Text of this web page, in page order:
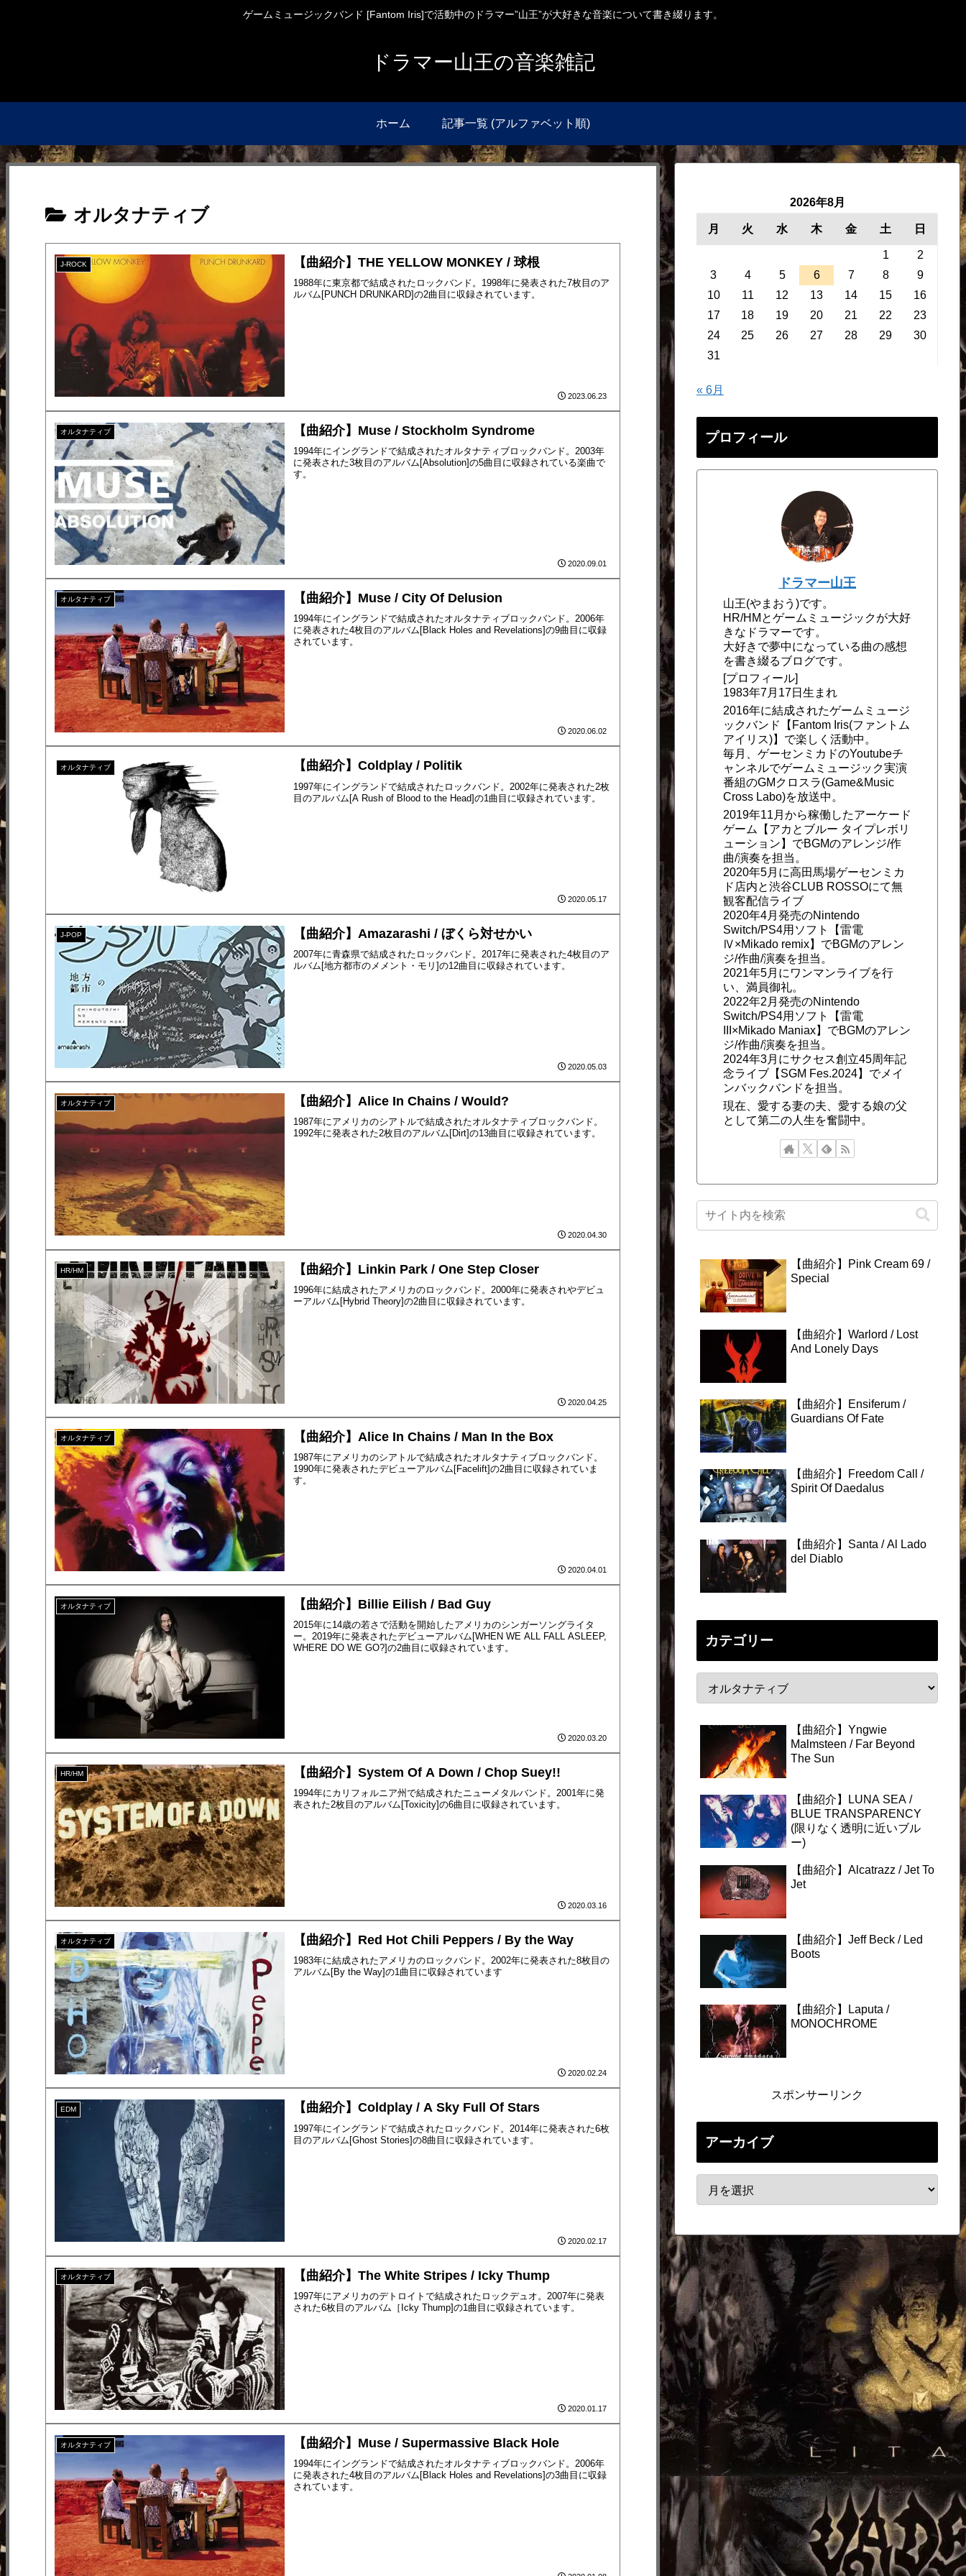
ゲームミュージックバンド [Fantom Iris]で活動中のドラマー”山王”が大好きな音楽について書き綴ります。
ドラマー山王の音楽雑記
ホーム 記事一覧 (アルファベット順)
オルタナティブ
J-ROCK 【曲紹介】THE YELLOW MONKEY / 球根
1988年に東京都で結成されたロックバンド。1998年に発表された7枚目のア
ルバム[PUNCH DRUNKARD]の2曲目に収録されています。
2023.06.23
オルタナティブ 【曲紹介】Muse / Stockholm Syndrome
1994年にイングランドで結成されたオルタナティブロックバンド。2003年
に発表された3枚目のアルバム[Absolution]の5曲目に収録されている楽曲で
す。
2020.09.01
オルタナティブ 【曲紹介】Muse / City Of Delusion
1994年にイングランドで結成されたオルタナティブロックバンド。2006年
に発表された4枚目のアルバム[Black Holes and Revelations]の9曲目に収録
されています。
2020.06.02
オルタナティブ 【曲紹介】Coldplay / Politik
1997年にイングランドで結成されたロックバンド。2002年に発表された2枚
目のアルバム[A Rush of Blood to the Head]の1曲目に収録されています。
2020.05.17
J-POP 【曲紹介】Amazarashi / ぼくら対せかい
2007年に青森県で結成されたロックバンド。2017年に発表された4枚目のア
ルバム[地方都市のメメント・モリ]の12曲目に収録されています。
2020.05.03
オルタナティブ 【曲紹介】Alice In Chains / Would?
1987年にアメリカのシアトルで結成されたオルタナティブロックバンド。
1992年に発表された2枚目のアルバム[Dirt]の13曲目に収録されています。
2020.04.30
HR/HM 【曲紹介】Linkin Park / One Step Closer
1996年に結成されたアメリカのロックバンド。2000年に発表されやデビュ
ーアルバム[Hybrid Theory]の2曲目に収録されています。
2020.04.25
オルタナティブ 【曲紹介】Alice In Chains / Man In the Box
1987年にアメリカのシアトルで結成されたオルタナティブロックバンド。
1990年に発表されたデビューアルバム[Facelift]の2曲目に収録されていま
す。
2020.04.01
オルタナティブ 【曲紹介】Billie Eilish / Bad Guy
2015年に14歳の若さで活動を開始したアメリカのシンガーソングライタ
ー。2019年に発表されたデビューアルバム[WHEN WE ALL FALL ASLEEP,
WHERE DO WE GO?]の2曲目に収録されています。
2020.03.20
HR/HM 【曲紹介】System Of A Down / Chop Suey!!
1994年にカリフォルニア州で結成されたニューメタルバンド。2001年に発
表された2枚目のアルバム[Toxicity]の6曲目に収録されています。
2020.03.16
オルタナティブ 【曲紹介】Red Hot Chili Peppers / By the Way
1983年に結成されたアメリカのロックバンド。2002年に発表された8枚目の
アルバム[By the Way]の1曲目に収録されています
2020.02.24
EDM 【曲紹介】Coldplay / A Sky Full Of Stars
1997年にイングランドで結成されたロックバンド。2014年に発表された6枚
目のアルバム[Ghost Stories]の8曲目に収録されています。
2020.02.17
オルタナティブ 【曲紹介】The White Stripes / Icky Thump
1997年にアメリカのデトロイトで結成されたロックデュオ。2007年に発表
された6枚目のアルバム［Icky Thump]の1曲目に収録されています。
2020.01.17
オルタナティブ 【曲紹介】Muse / Supermassive Black Hole
1994年にイングランドで結成されたオルタナティブロックバンド。2006年
に発表された4枚目のアルバム[Black Holes and Revelations]の3曲目に収録
されています。
2026年8月
月 火 水 木 金 土 日
1
2
3
4 5 6 7 8
9
10
11 12 13 14 15
16
17
18 19 20 21 22
23
24
25 26 27 28 29
30
31
« 6月
プロフィール
ドラマー山王
山王(やまおう)です。
HR/HMとゲームミュージックが大好
きなドラマーです。
大好きで夢中になっている曲の感想
を書き綴るブログです。
[プロフィール]
1983年7月17日生まれ
2016年に結成されたゲームミュージ
ックバンド【Fantom Iris(ファントム
アイリス)】で楽しく活動中。
毎月、ゲーセンミカドのYoutubeチ
ャンネルでゲームミュージック実演
番組のGMクロスラ(Game&Music
Cross Labo)を放送中。
2019年11月から稼働したアーケード
ゲーム【アカとブルー タイプレボリ
ューション】でBGMのアレンジ/作
曲/演奏を担当。
2020年5月に高田馬場ゲーセンミカ
ド店内と渋谷CLUB ROSSOにて無
観客配信ライブ
2020年4月発売のNintendo
Switch/PS4用ソフト【雷電
Ⅳ×Mikado remix】でBGMのアレン
ジ/作曲/演奏を担当。
2021年5月にワンマンライブを行
い、満員御礼。
2022年2月発売のNintendo
Switch/PS4用ソフト【雷電
III×Mikado Maniax】でBGMのアレン
ジ/作曲/演奏を担当。
2024年3月にサクセス創立45周年記
念ライブ【SGM Fes.2024】でメイ
ンバックバンドを担当。
現在、愛する妻の夫、愛する娘の父
として第二の人生を奮闘中。
【曲紹介】Pink Cream 69 /
Special
【曲紹介】Warlord / Lost
And Lonely Days
【曲紹介】Ensiferum /
Guardians Of Fate
【曲紹介】Freedom Call /
Spirit Of Daedalus
【曲紹介】Santa / Al Lado
del Diablo
カテゴリー
【曲紹介】Yngwie
Malmsteen / Far Beyond
The Sun
【曲紹介】LUNA SEA /
BLUE TRANSPARENCY
(限りなく透明に近いブル
ー)
【曲紹介】Alcatrazz / Jet To
Jet
【曲紹介】Jeff Beck / Led
Boots
【曲紹介】Laputa /
MONOCHROME
スポンサーリンク
アーカイブ